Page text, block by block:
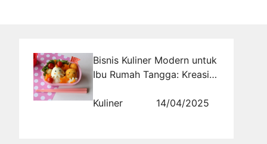
Bisnis Kuliner Modern untuk
Ibu Rumah Tangga: Kreasi
Kuliner
14/04/2025